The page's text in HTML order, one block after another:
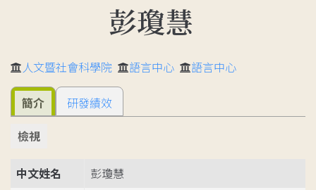
彭瓊慧
人文暨社會科學院 語言中心 語言中心
簡介
研發績效
檢視
中文姓名
彭瓊慧